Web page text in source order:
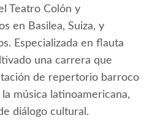
Teatro Colón y
en Basilea, Suiza, y
Especializada en flauta
una carrera que
de repertorio barroco
música latinoamericana,
diálogo cultural.